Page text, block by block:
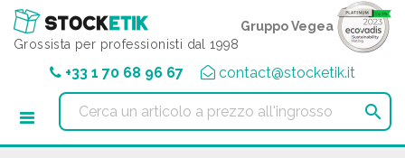
Grossista per professionisti dal 1998
Gruppo Vegea
+33 1 70 68 96 67 contact@stocketik.it

Pannello di gestione dei cookies